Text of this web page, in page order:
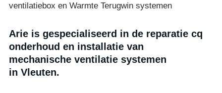
ventilatiebox en Warmte Terugwin systemen
Arie is gespecialiseerd in de reparatie cq
onderhoud en installatie van
mechanische ventilatie systemen
in Vleuten.